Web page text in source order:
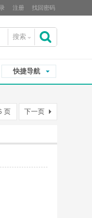
注册 找回密码
搜索
快捷导航
页 下一页